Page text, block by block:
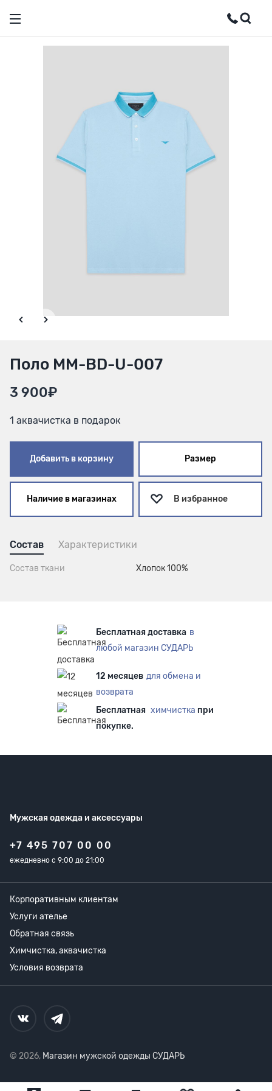
Поло MM-BD-U-007
3 900₽
1 аквачистка в подарок
Добавить в корзину Размер
Наличие в магазинах В избранное
Состав Характеристики
Состав ткани Хлопок 100%
Бесплатная доставка в
любой магазин СУДАРЬ
12 месяцев для обмена и
возврата
Бесплатная химчистка при
покупке.
Мужская одежда и аксессуары
+7 495 707 00 00
ежедневно с 9:00 до 21:00
Корпоративным клиентам
Услуги ателье
Обратная связь
Химчистка, аквачистка
Условия возврата
© 2026, Магазин мужской одежды СУДАРЬ